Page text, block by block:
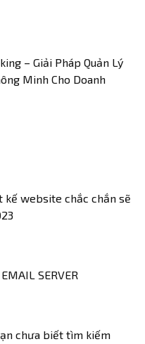
– Giải Pháp Quản Lý
Minh Cho Doanh
kế website chắc chắn sẽ
SERVER
chưa biết tìm kiếm